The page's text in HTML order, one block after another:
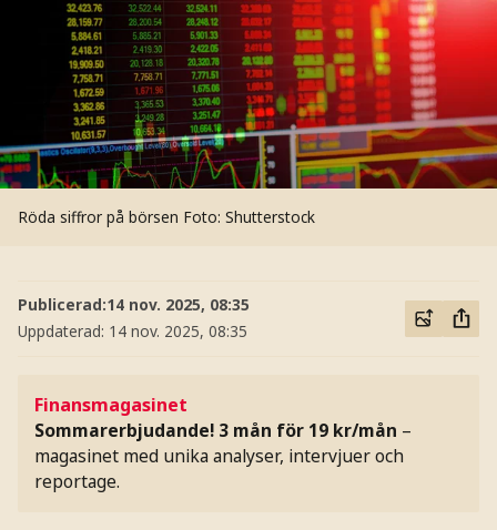
Röda siffror på börsen Foto: Shutterstock
Publicerad:14 nov. 2025, 08:35
Uppdaterad: 14 nov. 2025, 08:35
Finansmagasinet
Sommarerbjudande! 3 mån för 19 kr/mån –
magasinet med unika analyser, intervjuer och
reportage.